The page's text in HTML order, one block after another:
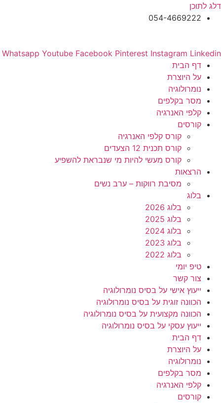
דלג לתוכן
054-4669222
Whatsapp Youtube Facebook Pinterest Instagram Linkedin
דף הבית
על היוצרת
נומרולוגיה
מסר בקלפים
קלפי האנרגיה
קורסים
קורס קלפי האנרגיה
קורס תכנית 12 הצעדים
קורס מעשי להיות מי שנבראת להשפיע
הרצאות
מסיבת רווקות – ערב נשים
בלוג
בלוג 2026
בלוג 2025
בלוג 2024
בלוג 2023
בלוג 2022
טיפ יומי
צור קשר
ייעוץ אישי על בסיס נומרולוגיה
הכוונה זוגית על בסיס נומרולוגיה
הכוונה מקצועית על בסיס נומרולוגיה
ייעוץ עסקי על בסיס נומרולוגיה
דף הבית
על היוצרת
נומרולוגיה
מסר בקלפים
קלפי האנרגיה
קורסים